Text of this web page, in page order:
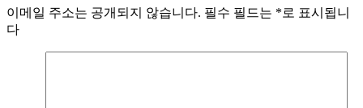
이메일 주소는 공개되지 않습니다. 필수 필드는 *로 표시됩니
다